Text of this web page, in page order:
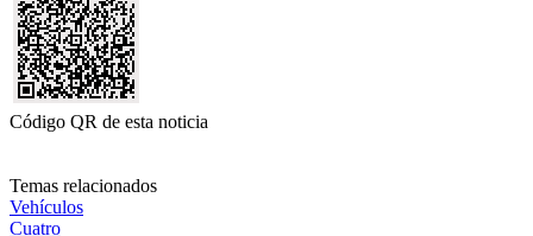
Código QR de esta noticia
Temas relacionados
Vehículos
Cuatro